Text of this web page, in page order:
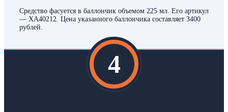
Средство фасуется в баллончик объемом 225 мл. Его артикул
— XA40212. Цена указанного баллончика составляет 3400
рублей.
4